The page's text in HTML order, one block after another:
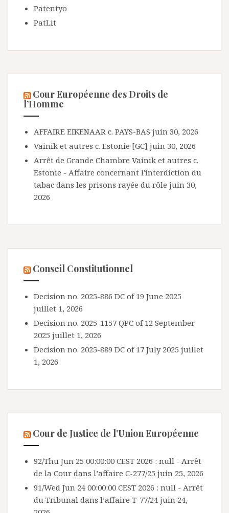
Patentyo
PatLit
Cour Européenne des Droits de
l’Homme
AFFAIRE EIKENAAR c. PAYS-BAS juin 30, 2026
Vainik et autres c. Estonie [GC] juin 30, 2026
Arrêt de Grande Chambre Vainik et autres c.
Estonie - Affaire concernant l'interdiction du
tabac dans les prisons rayée du rôle juin 30,
2026
Conseil Constitutionnel
Decision no. 2025-886 DC of 19 June 2025
juillet 1, 2026
Decision no. 2025-1157 QPC of 12 September
2025 juillet 1, 2026
Decision no. 2025-889 DC of 17 July 2025 juillet
1, 2026
Cour de Justice de l’Union Européenne
92/Thu Jun 25 00:00:00 CEST 2026 : null - Arrêt
de la Cour dans l’affaire C-277/25 juin 25, 2026
91/Wed Jun 24 00:00:00 CEST 2026 : null - Arrêt
du Tribunal dans l’affaire T-77/24 juin 24,